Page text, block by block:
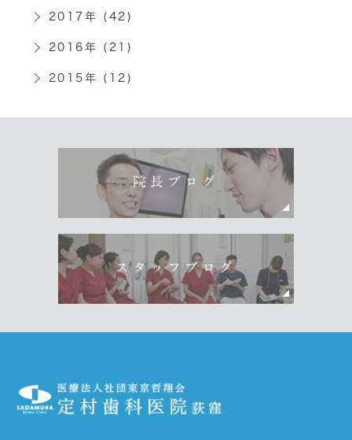
2017年 (42)
2016年 (21)
2015年 (12)
院長ブログ
スタッフブログ